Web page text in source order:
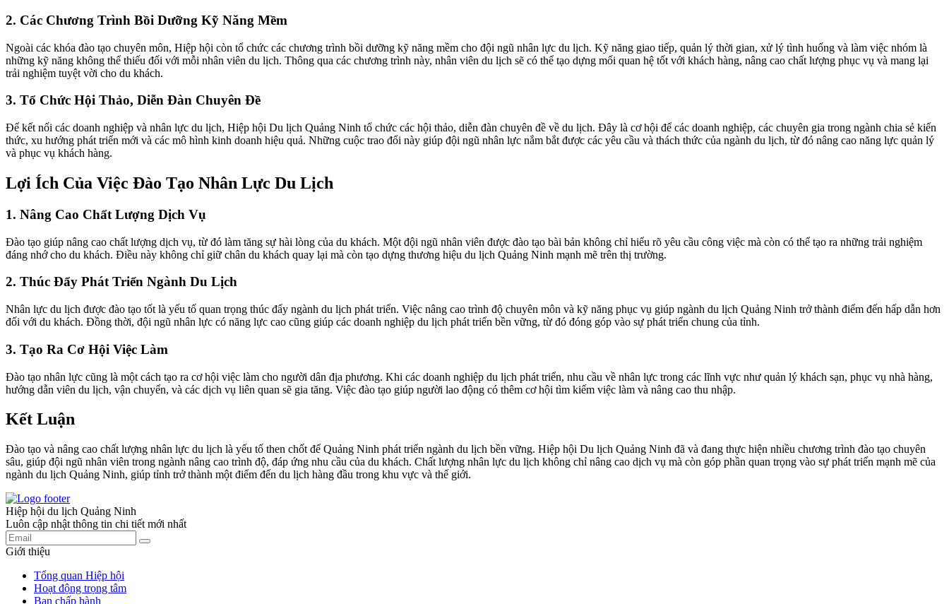
2. Các Chương Trình Bồi Dưỡng Kỹ Năng Mềm
Ngoài các khóa đào tạo chuyên môn, Hiệp hội còn tổ chức các chương trình bồi dưỡng kỹ năng mềm cho đội ngũ nhân lực du lịch. Kỹ năng giao tiếp, quản lý thời gian, xử lý tình huống và làm việc nhóm là
những kỹ năng không thể thiếu đối với mỗi nhân viên du lịch. Thông qua các chương trình này, nhân viên du lịch sẽ có thể tạo dựng mối quan hệ tốt với khách hàng, nâng cao chất lượng phục vụ và mang lại
trải nghiệm tuyệt vời cho du khách.
3. Tổ Chức Hội Thảo, Diễn Đàn Chuyên Đề
Để kết nối các doanh nghiệp và nhân lực du lịch, Hiệp hội Du lịch Quảng Ninh tổ chức các hội thảo, diễn đàn chuyên đề về du lịch. Đây là cơ hội để các doanh nghiệp, các chuyên gia trong ngành chia sẻ kiến
thức, xu hướng phát triển mới và các mô hình kinh doanh hiệu quả. Những cuộc trao đổi này giúp đội ngũ nhân lực nắm bắt được các yêu cầu và thách thức của ngành du lịch, từ đó nâng cao năng lực quản lý
và phục vụ khách hàng.
Lợi Ích Của Việc Đào Tạo Nhân Lực Du Lịch
1. Nâng Cao Chất Lượng Dịch Vụ
Đào tạo giúp nâng cao chất lượng dịch vụ, từ đó làm tăng sự hài lòng của du khách. Một đội ngũ nhân viên được đào tạo bài bản không chỉ hiểu rõ yêu cầu công việc mà còn có thể tạo ra những trải nghiệm
đáng nhớ cho du khách. Điều này không chỉ giữ chân du khách quay lại mà còn tạo dựng thương hiệu du lịch Quảng Ninh mạnh mẽ trên thị trường.
2. Thúc Đẩy Phát Triển Ngành Du Lịch
Nhân lực du lịch được đào tạo tốt là yếu tố quan trọng thúc đẩy ngành du lịch phát triển. Việc nâng cao trình độ chuyên môn và kỹ năng phục vụ giúp ngành du lịch Quảng Ninh trở thành điểm đến hấp dẫn hơn
đối với du khách. Đồng thời, đội ngũ nhân lực có năng lực cao cũng giúp các doanh nghiệp du lịch phát triển bền vững, từ đó đóng góp vào sự phát triển chung của tỉnh.
3. Tạo Ra Cơ Hội Việc Làm
Đào tạo nhân lực cũng là một cách tạo ra cơ hội việc làm cho người dân địa phương. Khi các doanh nghiệp du lịch phát triển, nhu cầu về nhân lực trong các lĩnh vực như quản lý khách sạn, phục vụ nhà hàng,
hướng dẫn viên du lịch, vận chuyển, và các dịch vụ liên quan sẽ gia tăng. Việc đào tạo giúp người lao động có thêm cơ hội tìm kiếm việc làm và nâng cao thu nhập.
Kết Luận
Đào tạo và nâng cao chất lượng nhân lực du lịch là yếu tố then chốt để Quảng Ninh phát triển ngành du lịch bền vững. Hiệp hội Du lịch Quảng Ninh đã và đang thực hiện nhiều chương trình đào tạo chuyên
sâu, giúp đội ngũ nhân viên trong ngành nâng cao trình độ, đáp ứng nhu cầu của du khách. Chất lượng nhân lực du lịch không chỉ nâng cao dịch vụ mà còn góp phần quan trọng vào sự phát triển mạnh mẽ của
ngành du lịch Quảng Ninh, giúp tỉnh trở thành một điểm đến du lịch hàng đầu trong khu vực và thế giới.
Hiệp hội du lịch Quảng Ninh
Luôn cập nhật thông tin chi tiết mới nhất
Giới thiệu
Tổng quan Hiệp hội
Hoạt động trọng tâm
Ban chấp hành